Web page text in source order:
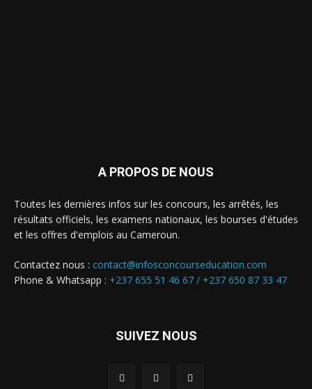
A PROPOS DE NOUS
Toutes les dernières infos sur les concours, les arrêtés, les
résultats officiels, les examens nationaux, les bourses d'études
et les offres d'emplois au Cameroun.
Contactez nous : contact@infosconcourseducation.com
Phone & Whatsapp : +237 655 51 46 67 / +237 650 87 33 47
SUIVEZ NOUS